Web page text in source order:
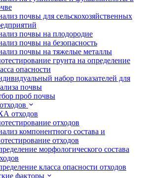
почвы для сельскохозяйственных
почвы на плодородие
почвы на безопасность
почвы на тяжелые металлы
грунта на определение
опасности
набор показателей для
почвы
проб почвы
отходов
отходов
компонентного состава и
отходов
морфологического состава
класса опасности отходов
факторы